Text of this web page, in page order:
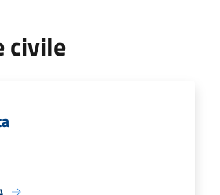
civile